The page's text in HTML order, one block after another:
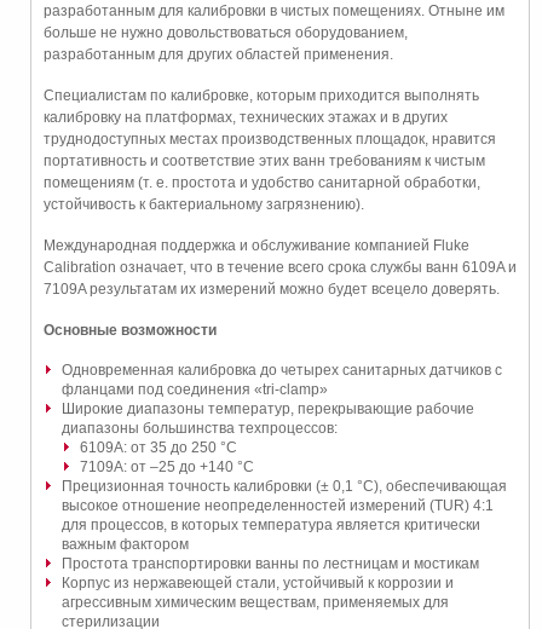
разработанным для калибровки в чистых помещениях. Отныне им
больше не нужно довольствоваться оборудованием,
разработанным для других областей применения.
Специалистам по калибровке, которым приходится выполнять
калибровку на платформах, технических этажах и в других
труднодоступных местах производственных площадок, нравится
портативность и соответствие этих ванн требованиям к чистым
помещениям (т. е. простота и удобство санитарной обработки,
устойчивость к бактериальному загрязнению).
Международная поддержка и обслуживание компанией Fluke
Calibration означает, что в течение всего срока службы ванн 6109A и
7109A результатам их измерений можно будет всецело доверять.
Основные возможности
Одновременная калибровка до четырех санитарных датчиков с
фланцами под соединения «tri-clamp»
Широкие диапазоны температур, перекрывающие рабочие
диапазоны большинства техпроцессов:
6109A: от 35 до 250 °C
7109A: от –25 до +140 °C
Прецизионная точность калибровки (± 0,1 °C), обеспечивающая
высокое отношение неопределенностей измерений (TUR) 4:1
для процессов, в которых температура является критически
важным фактором
Простота транспортировки ванны по лестницам и мостикам
Корпус из нержавеющей стали, устойчивый к коррозии и
агрессивным химическим веществам, применяемых для
стерилизации